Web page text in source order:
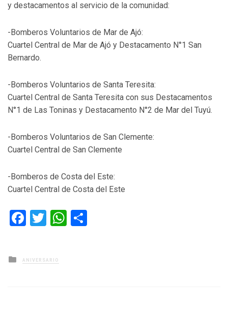
y destacamentos al servicio de la comunidad:
-Bomberos Voluntarios de Mar de Ajó:
Cuartel Central de Mar de Ajó y Destacamento N°1 San
Bernardo.
-Bomberos Voluntarios de Santa Teresita:
Cuartel Central de Santa Teresita con sus Destacamentos
N°1 de Las Toninas y Destacamento N°2 de Mar del Tuyú.
-Bomberos Voluntarios de San Clemente:
Cuartel Central de San Clemente
-Bomberos de Costa del Este:
Cuartel Central de Costa del Este
Facebook
TwitterWhatsApp
Posted
in
ANIVERSARIO